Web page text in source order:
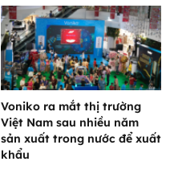
Voniko ra mắt thị trường
Việt Nam sau nhiều năm
sản xuất trong nước để xuất
khẩu